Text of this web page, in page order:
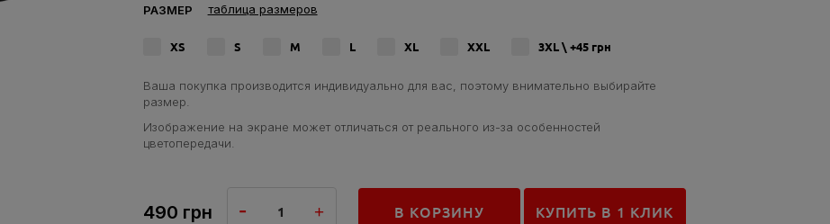
РАЗМЕР таблица размеров
XS S M L XL XXL 3XL \ +45грн
Ваша покупка производится индивидуально для вас, поэтому внимательно выбирайте
размер.
Изображение на экране может отличаться от реального из-за особенностей
цветопередачи.
490 грн В КОРЗИНУ КУПИТЬ В 1 КЛИК